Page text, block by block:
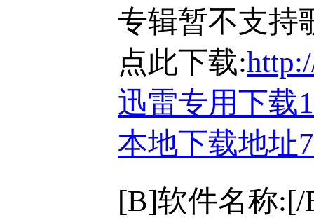
专辑暂不支持
点此下载:
迅雷专用下载
本地下载地址
[B]软件名称:[/